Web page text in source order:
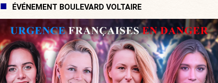
ÉVÉNEMENT BOULEVARD VOLTAIRE